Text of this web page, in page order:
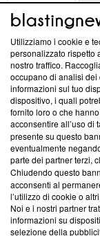
ABOUT
Questa sezione
News, sui nostri
creare news di
‘Trust Project -
ancora membro
parte; Trust
conformità agli
Su di noi
Team editoriale
Corporate
Utilizziamo i cookie e
personalizzato rispetto
nostro traffico.
occupano di analisi
informazioni sul tuo
dispositivo, i quali
fornito loro o che
acconsentire all’uso di
presente su questo
eventualmente
parte dei partner terzi,
Chiudendo questo
acconsenti al
l’utilizzo di cookie o
Noi e i nostri partner
informazioni su
selezione della